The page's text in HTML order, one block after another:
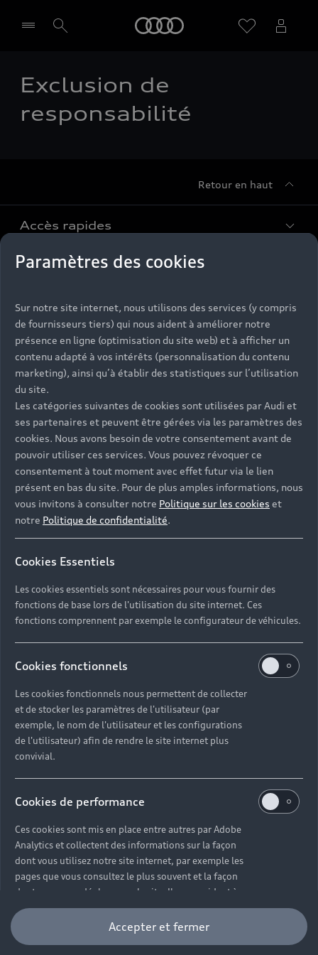
Sélectionner un Partenaire
Exclusion de
responsabilité
Retour en haut
Accès rapides
Quelle Audi me correspond ?
Recherche de véhicules neufs
Véhicules d'occasion disponibles
Offres pour les professionnels
Demander un essai
Informations et Service Clients
Accessibilité - Clients Sourds et Malentendants
Trouver mon Partenaire Audi
Modèles
Électrique
Hybride rechargeable
Citadine
Compacte
Berline
Avant
SUV électrique
SUV hybride
SUV
SUV compact
Achat et location
Offres du moment
Réservation et option d'achat
Financer mon Audi
Garanties Audi
Audi rent : location courte durée
Espace Client Audi Financial Services
Heycar
Pour les professionnels
Voiture électrique
Voiture hybride
Voiture commerciale
Voiture de direction
SUV société
Flotte automobile
LLD
Votre Audi
Entretenir et réparer mon Audi
Offres Après-Vente
Accessoires et équipements
Espace personnel myAudi
Audi connect
Informations client
Functions on Demand
Campagne de rappel Airbag Takata
Mise à jour logiciel
Univers Audi
Histoire du progrès
Notre vision
myAudi experience
Espace actualités Audi
Carrières
Espace Presse
Gérer vos cookies
Politique de confidentialité
Système de lanceur d'alerte
Fiche produit environnementale
Devis & RDV entretien en ligne
Demande d'information
Recevez toute l'actualité Audi
Mentions légales AUDI AG
Déclaration d'accessibilité
Signaler un contenu illégal
visuels peuvent ne pas être disponibles en France. Pour
plus d’informations, rapprochez-vous de votre
Partenaire Audi.
Autonomie maximale, selon norme WLTP. Le temps de
recharge et l'autonomie peuvent varier selon les
motorisations, les modèles et en fonction de la borne
Paramètres des cookies
Sur notre site internet, nous utilisons des services (y compris
de fournisseurs tiers) qui nous aident à améliorer notre
présence en ligne (optimisation du site web) et à afficher un
contenu adapté à vos intérêts (personnalisation du contenu
marketing), ainsi qu’à établir des statistiques sur l’utilisation
du site.
Les catégories suivantes de cookies sont utilisées par Audi et
ses partenaires et peuvent être gérées via les paramètres des
cookies. Nous avons besoin de votre consentement avant de
pouvoir utiliser ces services. Vous pouvez révoquer ce
consentement à tout moment avec effet futur via le lien
présent en bas du site. Pour de plus amples informations, nous
vous invitons à consulter notre Politique sur les cookies et
notre Politique de confidentialité.
Accepter et fermer
Cookies Essentiels
Les cookies essentiels sont nécessaires pour vous fournir des
fonctions de base lors de l'utilisation du site internet. Ces
fonctions comprennent par exemple le configurateur de véhicules.
Cookies fonctionnels
Les cookies fonctionnels nous permettent de collecter
et de stocker les paramètres de l'utilisateur (par
exemple, le nom de l'utilisateur et les configurations
de l'utilisateur) afin de rendre le site internet plus
convivial.
Cookies de performance
Ces cookies sont mis en place entre autres par Adobe
Analytics et collectent des informations sur la façon
dont vous utilisez notre site internet, par exemple les
pages que vous consultez le plus souvent et la façon
dont vous vous déplacez sur le site. Ils nous aident à
améliorer la convivialité du site internet et donc à
améliorer votre expérience d'utilisateur. Veuillez noter
que vous pouvez à tout moment retirer votre